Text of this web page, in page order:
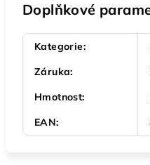
Doplňkové
Kategorie:
Záruka:
Hmotnost:
EAN: